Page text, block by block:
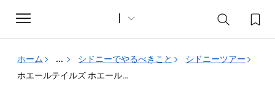
Toggle
navigation
ホーム ... シドニーでやるべきこと
シドニーツアー
ホエールテイルズ ホエールウォッチング